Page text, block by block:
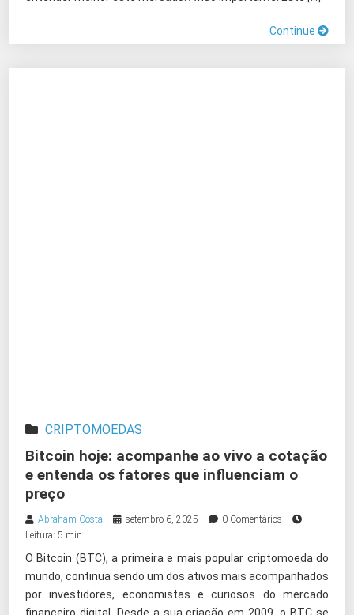
Continue
CRIPTOMOEDAS
Bitcoin hoje: acompanhe ao vivo a cotação
e entenda os fatores que influenciam o
preço
Abraham Costa setembro 6, 2025
0 Comentários
Leitura: 5 min
O Bitcoin (BTC), a primeira e mais popular criptomoeda do
mundo, continua sendo um dos ativos mais acompanhados
por investidores, economistas e curiosos do mercado